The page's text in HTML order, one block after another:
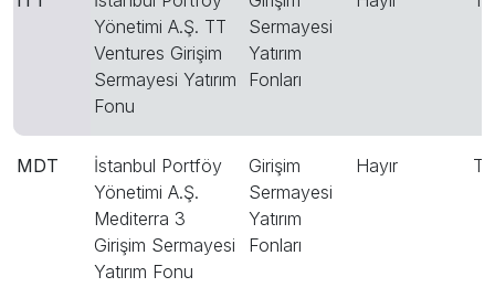
Yönetimi A.Ş. TT
Ventures Girişim
Sermayesi Yatırım
Fonu
Sermayesi
Yatırım
Fonları
MDT
İstanbul Portföy
Yönetimi A.Ş.
Mediterra 3
Girişim Sermayesi
Yatırım Fonu
Girişim
Sermayesi
Yatırım
Fonları
Hayır